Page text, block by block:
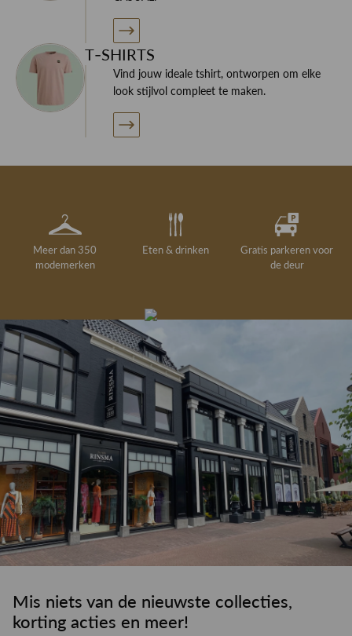
T-SHIRTS
Vind jouw ideale tshirt, ontworpen om elke
look stijlvol compleet te maken.
Meer dan 350
modemerken
Eten & drinken
Gratis parkeren voor
de deur
drankje
Gratis retourneren in
de winkel
Deskundig
kledingadvies
winkeloppervlak
Mis niets van de nieuwste collecties,
korting acties en meer!